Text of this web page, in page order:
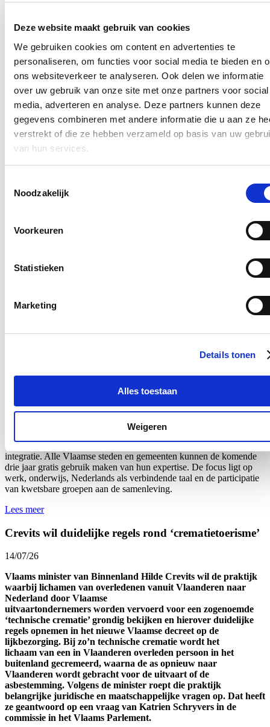
Deze website maakt gebruik van cookies
We gebruiken cookies om content en advertenties te
personaliseren, om functies voor social media te bieden en
ons websiteverkeer te analyseren. Ook delen we informatie
over uw gebruik van onze site met onze partners voor social
media, adverteren en analyse. Deze partners kunnen deze
gegevens combineren met andere informatie die u aan ze
verstrekt of die ze hebben verzameld op basis van uw
van hun services.
Noodzakelijk
Voorkeuren
Statistieken
Marketing
Details tonen
Alles toestaan
Weigeren
Ja, ik wens de nieuwsbrief van Hilde Crevits te ontvangen op
hier
Nieuws
Aantal meldingen van agressief of ongewenst gedrag
stijgt fors binnen Vlaamse overheid: nieuwe regeling
22/07/26
personeelsleden van de Vlaamse overheid
Dat blijkt
uit nieuwe cijfers van Vlaams minister van Bestuurszaken Hilde
overheidspersoneel wordt geconfronteerd met agressie van burgers,
kan er voortaan onmiddellijk en kordaat op worden gereageerd door
het voorval uitdrukkelijk mee te nemen bij de beoordeling van het
het nieuw Vlaams Dienstverleningscharter van de Vlaamse overheid
en werddeze week
via een omzendbrief gecommuniceerd naar alle
cohesie en betere integratie
17/07/26
Vlaams minister van Integratie en Inburgering Hilde Crevits
investeert 11,8 miljoen euro in organisaties die lokale besturen
ondersteunen bij het versterken van de lokale sociale cohesie en
integratie. Alle Vlaamse steden en gemeenten kunnen de komende
drie jaar gratis gebruik maken van hun expertise. De focus ligt op
werk, onderwijs, Nederlands als verbindende taal en de participatie
van kwetsbare groepen aan de samenleving.
Lees meer
Crevits wil duidelijke regels rond ‘crematietoerisme’
14/07/26
Vlaams minister van Binnenland Hilde Crevits wil de praktijk
waarbij lichamen van overledenen vanuit Vlaanderen naar
Nederland door Vlaamse
uitvaartondernemers worden vervoerd voor een zogenoemde
‘technische crematie’ grondig bekijken en hierover duidelijke
regels opnemen in het nieuwe Vlaamse decreet op de
lijkbezorging. Bij zo’n technische crematie wordt het
lichaam van een in Vlaanderen overleden persoon in het
buitenland gecremeerd, waarna de as opnieuw naar
Vlaanderen wordt gebracht voor de uitvaart of de
asbestemming. Volgens de minister roept die praktijk
belangrijke juridische en maatschappelijke vragen op. Dat heeft
ze geantwoord op een vraag van Katrien Schryvers in de
commissie in het Vlaams Parlement.